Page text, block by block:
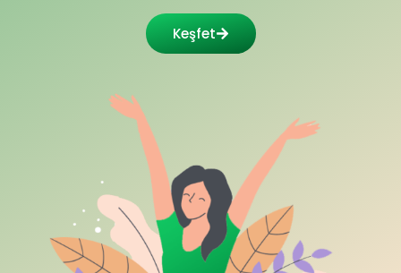
Keşfet